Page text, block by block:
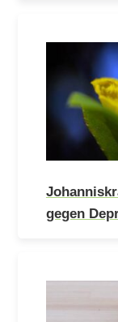
gegen